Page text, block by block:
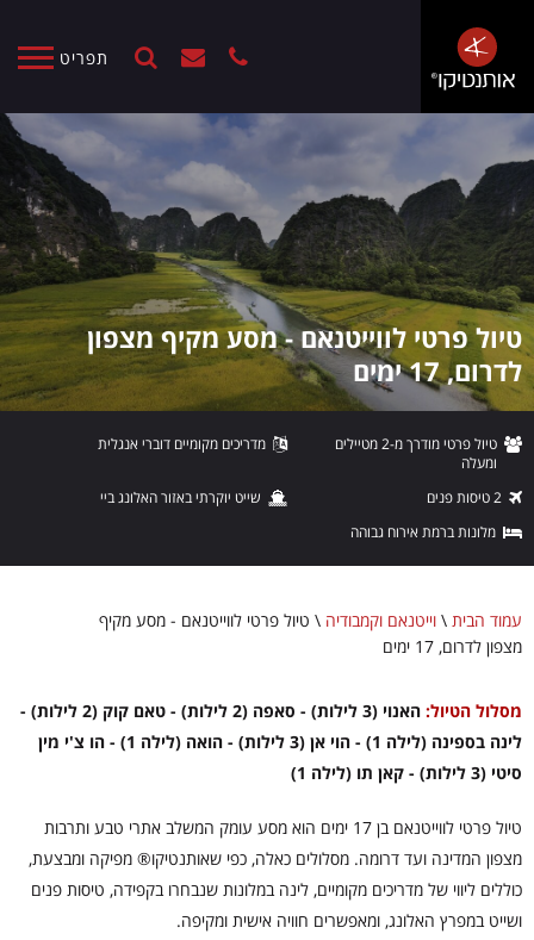
תפריט
טיול פרטי לווייטנאם - מסע מקיף מצפון
לדרום, 17 ימים
טיול פרטי מודרך מ-2 מטיילים
ומעלה
מדריכים מקומיים דוברי אנגלית
2 טיסות פנים
שייט יוקרתי באזור האלונג ביי
מלונות ברמת אירוח גבוהה
עמוד הבית \ וייטנאם וקמבודיה \ טיול פרטי לווייטנאם - מסע מקיף
מצפון לדרום, 17 ימים
מסלול הטיול:
האנוי (3 לילות) - סאפה (2 לילות) - טאם קוק (2 לילות) -
לינה בספינה (לילה 1) - הוי אן (3 לילות) - הואה (לילה 1) - הו צ'י מין
סיטי (3 לילות) - קאן תו (לילה 1)
טיול פרטי לווייטנאם בן 17 ימים הוא מסע עומק המשלב אתרי טבע ותרבות
מצפון המדינה ועד דרומה. מסלולים כאלה, כפי שאותנטיקו® מפיקה ומבצעת,
כוללים ליווי של מדריכים מקומיים, לינה במלונות שנבחרו בקפידה, טיסות פנים
ושייט במפרץ האלונג, ומאפשרים חוויה אישית ומקיפה.